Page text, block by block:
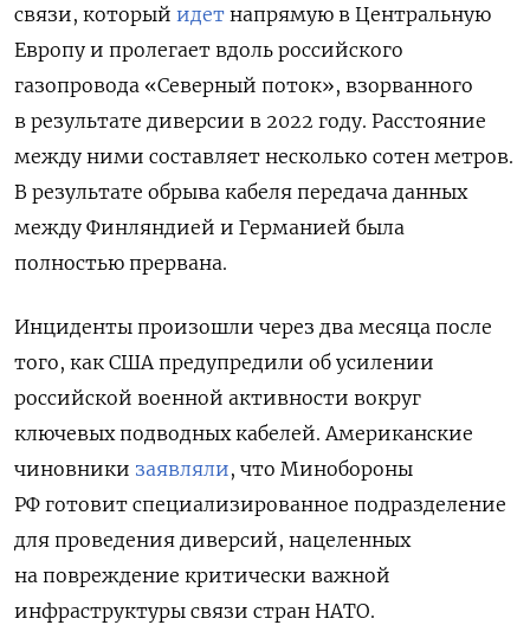
связи, который идет напрямую в Центральную
Европу и пролегает вдоль российского
газопровода «Северный поток», взорванного
в результате диверсии в 2022 году. Расстояние
между ними составляет несколько сотен метров.
В результате обрыва кабеля передача данных
между Финляндией и Германией была
полностью прервана.
Инциденты произошли через два месяца после
того, как США предупредили об усилении
российской военной активности вокруг
ключевых подводных кабелей. Американские
чиновники заявляли, что Минобороны
РФ готовит специализированное подразделение
для проведения диверсий, нацеленных
на повреждение критически важной
инфраструктуры связи стран НАТО.